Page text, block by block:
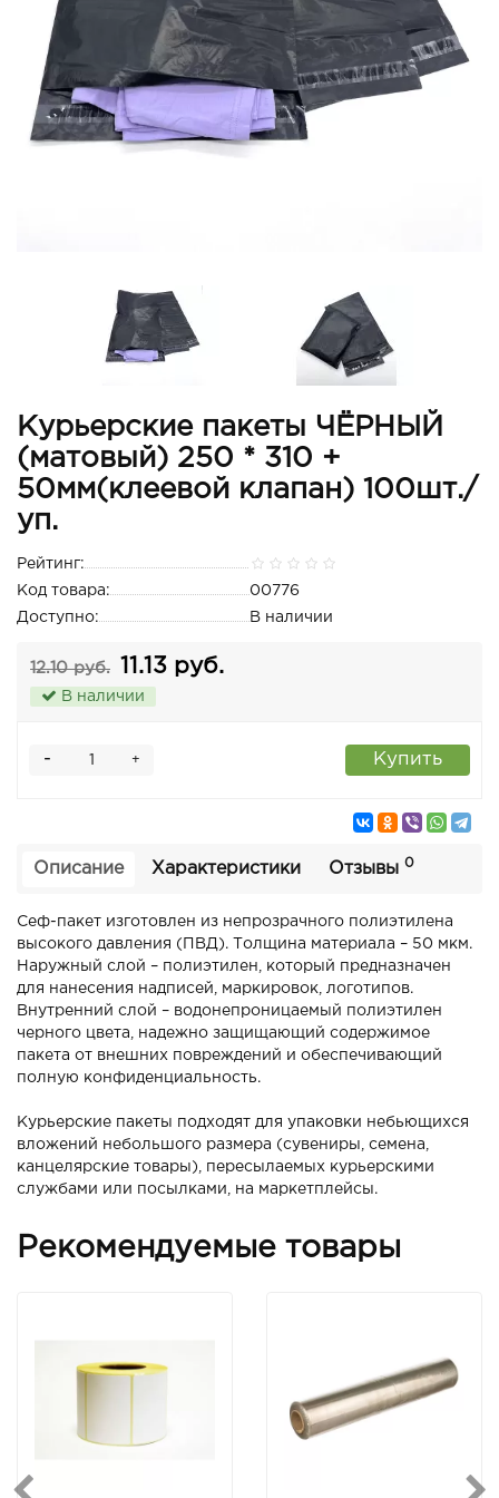
Курьерские пакеты ЧЁРНЫЙ
(матовый) 250 * 310 +
50мм(клеевой клапан) 100шт./
уп.
Рейтинг:
Код товара:
00776
Доступно:
В наличии
12.10 руб. 11.13 руб.
В наличии
+
- Купить
Описание Характеристики Отзывы 0
Сеф-пакет изготовлен из непрозрачного полиэтилена
высокого давления (ПВД). Толщина материала – 50 мкм.
Наружный слой – полиэтилен, который предназначен
для нанесения надписей, маркировок, логотипов.
Внутренний слой – водонепроницаемый полиэтилен
черного цвета, надежно защищающий содержимое
пакета от внешних повреждений и обеспечивающий
полную конфиденциальность.
Курьерские пакеты подходят для упаковки небьющихся
вложений небольшого размера (сувениры, семена,
канцелярские товары), пересылаемых курьерскими
службами или посылками, на маркетплейсы.
Рекомендуемые товары